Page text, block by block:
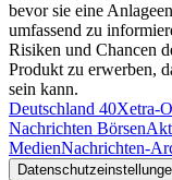
bevor sie eine
umfassend zu
Risiken und Chancen
Produkt zu erwerben,
sein kann.
Deutschland 40Xetra-
Nachrichten Börsen
MedienNachrichten-